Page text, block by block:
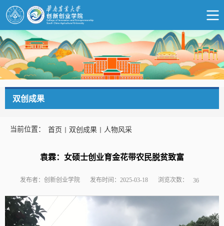
双创成果
当前位置： 首页 双创成果 人物风采
袁霖：女硕士创业育金花带农民脱贫致富
发布者：创新创业学院 发布时间：2025-03-18 浏览次数： 36